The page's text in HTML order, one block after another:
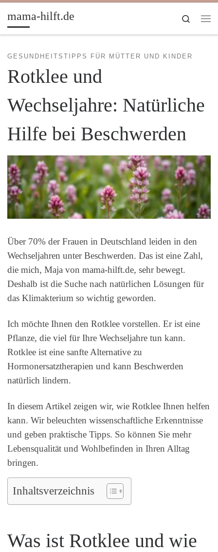
Zum Inhalt springen
mama-hilft.de
Search
GESUNDHEITSTIPPS FÜR MÜTTER UND KINDER
Rotklee und
Wechseljahre: Natürliche
Hilfe bei Beschwerden
Über 70% der Frauen in Deutschland leiden in den
Wechseljahren unter Beschwerden. Das ist eine Zahl,
die mich, Maja von mama-hilft.de, sehr bewegt.
Deshalb ist die Suche nach natürlichen Lösungen für
das Klimakterium so wichtig geworden.
Ich möchte Ihnen den Rotklee vorstellen. Er ist eine
Pflanze, die viel für Ihre Wechseljahre tun kann.
Rotklee ist eine sanfte Alternative zu
Hormonersatztherapien und kann Beschwerden
natürlich lindern.
In diesem Artikel zeigen wir, wie Rotklee Ihnen helfen
kann. Wir beleuchten wissenschaftliche Erkenntnisse
und geben praktische Tipps. So können Sie mehr
Lebensqualität und Wohlbefinden in Ihren Alltag
bringen.
Inhaltsverzeichnis
Was ist Rotklee und wie